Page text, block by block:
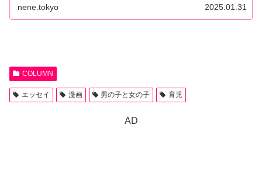
nene.tokyo 2025.01.31
COLUMN
エッセイ 漫画 男の子と女の子 育児
AD